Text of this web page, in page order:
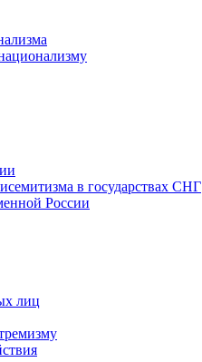
в государствах СНГ
России
лиц